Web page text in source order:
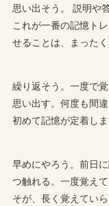
思い出そう。 説明や
これが一番の記憶ト
せることは、まったく
繰り返そう。一度で
思い出す。何度も間
初めて記憶が定着しま
早めにやろう。前日
つ触れる。一度覚え
そが、長く覚えてい